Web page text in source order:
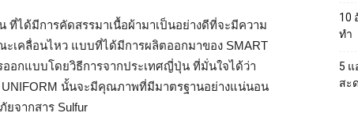
ที่ได้มีการคัดสรรมาเนื้อผ้ามาเป็นอย่างดีที่จะมีความ
เคลื่อนไหว แบบที่ได้มีการผลิตออกมาของ SMART
อกแบบโดยวิธีการจากประเทศญี่ปุ่น ที่มั่นใจได้ว่า
นั้นจะมีคุณภาพที่มีมาตรฐานอย่างแน่นอน
จากสาร Sulfur
10
ทำ
5
สะ